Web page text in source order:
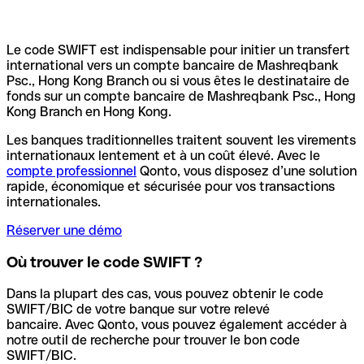
Le code SWIFT est indispensable pour initier un transfert
international vers un compte bancaire de Mashreqbank
Psc., Hong Kong Branch ou si vous êtes le destinataire de
fonds sur un compte bancaire de Mashreqbank Psc., Hong
Kong Branch en Hong Kong.
Les banques traditionnelles traitent souvent les virements
internationaux lentement et à un coût élevé. Avec le
compte professionnel Qonto, vous disposez d’une solution
rapide, économique et sécurisée pour vos transactions
internationales.
Réserver une démo
Où trouver le code SWIFT ?
Dans la plupart des cas, vous pouvez obtenir le code
SWIFT/BIC de votre banque sur votre relevé
bancaire. Avec Qonto, vous pouvez également accéder à
notre outil de recherche pour trouver le bon code
SWIFT/BIC.